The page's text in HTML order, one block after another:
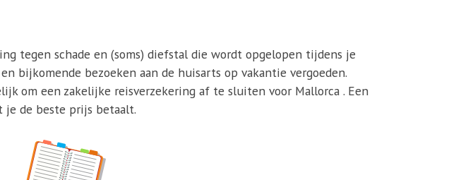
tegen schade en (soms) diefstal die wordt opgelopen tijdens je
bijkomende bezoeken aan de huisarts op vakantie vergoeden.
om een zakelijke reisverzekering af te sluiten voor Mallorca . Een
je de beste prijs betaalt.